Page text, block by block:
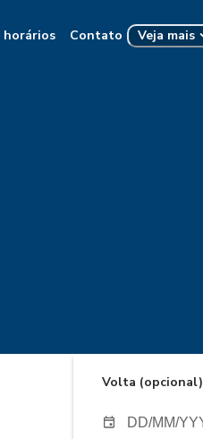
horários Contato Veja mais
Volta (opcional)